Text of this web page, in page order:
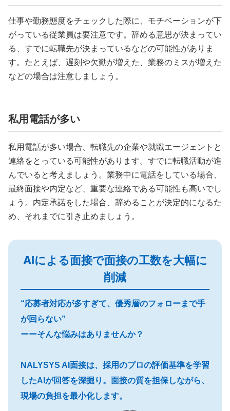
仕事や勤務態度をチェックした際に、モチベーションが下
がっている従業員は要注意です。辞める意思が決まってい
る、すでに転職先が決まっているなどの可能性がありま
す。たとえば、遅刻や欠勤が増えた、業務のミスが増えた
などの場合は注意しましょう。
私用電話が多い
私用電話が多い場合、転職先の企業や就職エージェントと
連絡をとっている可能性があります。すでに転職活動が進
んでいると考えましょう。業務中に電話をしている場合、
最終面接や内定など、重要な連絡である可能性も高いでし
ょう。内定承諾をした場合、辞めることが決定的になるた
め、それまでに引き止めましょう。
AIによる面接で面接の工数を大幅に
削減
“応募者対応が多すぎて、優秀層のフォローまで手
が回らない”
ーーそんな悩みはありませんか？
NALYSYS AI面接は、採用のプロの評価基準を学習
したAIが回答を深掘り。面接の質を担保しながら、
現場の負担を最小化します。